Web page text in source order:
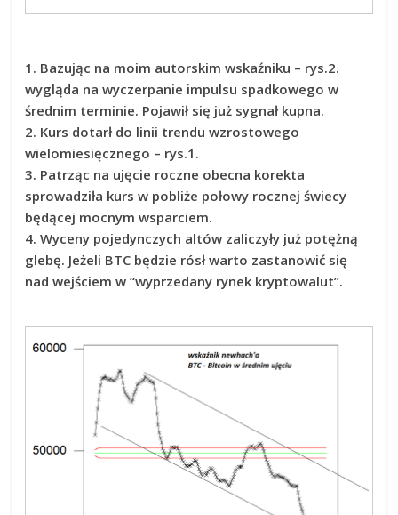
1. Bazując na moim autorskim wskaźniku – rys.2.
wygląda na wyczerpanie impulsu spadkowego w
średnim terminie. Pojawił się już sygnał kupna.
2. Kurs dotarł do linii trendu wzrostowego
wielomiesięcznego – rys.1.
3. Patrząc na ujęcie roczne obecna korekta
sprowadziła kurs w pobliże połowy rocznej świecy
będącej mocnym wsparciem.
4. Wyceny pojedynczych altów zaliczyły już potężną
glebę. Jeżeli BTC będzie rósł warto zastanowić się
nad wejściem w “wyprzedany rynek kryptowalut”.